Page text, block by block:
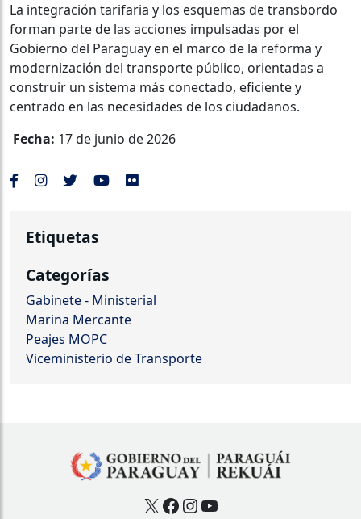
La integración tarifaria y los esquemas de transbordo
forman parte de las acciones impulsadas por el
Gobierno del Paraguay en el marco de la reforma y
modernización del transporte público, orientadas a
construir un sistema más conectado, eficiente y
centrado en las necesidades de los ciudadanos.
Fecha: 17 de junio de 2026
Etiquetas
Categorías
Gabinete - Ministerial
Marina Mercante
Peajes MOPC
Viceministerio de Transporte
X Facebook
Instagram
YouTube